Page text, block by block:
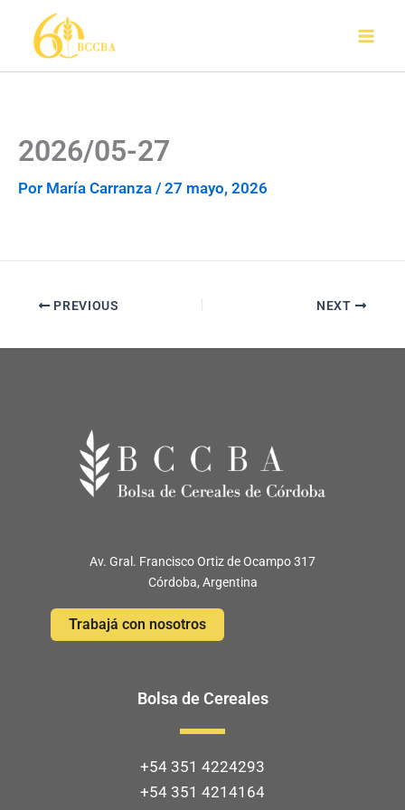
contenido
2026/05-27
Por María Carranza / 27 mayo, 2026
PREVIOUS NEXT
Av. Gral. Francisco Ortiz de Ocampo 317
Córdoba, Argentina
Trabajá con nosotros
Bolsa de Cereales
+54 351 4224293
+54 351 4214164